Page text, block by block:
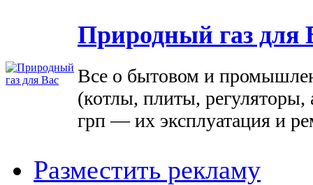
Природный газ для
Все о бытовом и
(котлы, плиты, регуляторы,
грп — их эксплуатация и
Разместить рекламу